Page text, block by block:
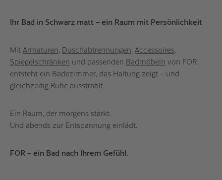
Ihr Bad in Schwarz matt – ein Raum mit Persönlichkeit
Mit Armaturen, Duschabtrennungen, Accessoires,
Spiegelschränken und passenden Badmöbeln von FOR
entsteht ein Badezimmer, das Haltung zeigt – und
gleichzeitig Ruhe ausstrahlt.
Ein Raum, der morgens stärkt.
Und abends zur Entspannung einlädt.
FOR – ein Bad nach Ihrem Gefühl.